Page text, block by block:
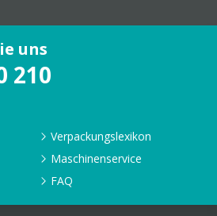
uns
210
Verpackungslexikon
Maschinenservice
FAQ